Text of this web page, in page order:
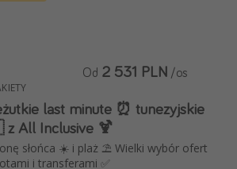
last minute ⏰ tunezyjskie
🇹🇳 z All Inclusive 🍹
słońca ☀️ i plaż ⛱️ Wielki wybór ofert
i transferami ✅
Od 2 531 PLN /os